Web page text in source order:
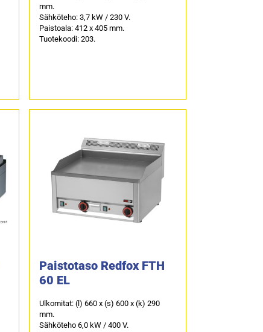
mm.
Sähköteho: 3,7 kW / 230 V.
Paistoala: 412 x 405 mm.
Tuotekoodi: 203.
Paistotaso Redfox FTH
60 EL
Ulkomitat: (l) 660 x (s) 600 x (k) 290
mm.
Sähköteho 6,0 kW / 400 V.